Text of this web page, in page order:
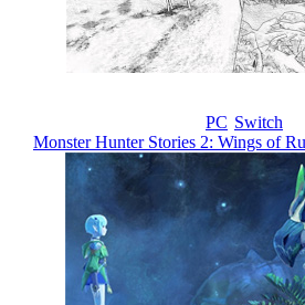
PC Switch
Monster Hunter Stories 2: Wings of